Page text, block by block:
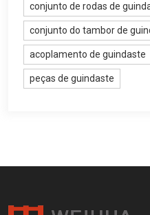
conjunto de rodas de
conjunto do tambor de
acoplamento de guindaste
peças de guindaste